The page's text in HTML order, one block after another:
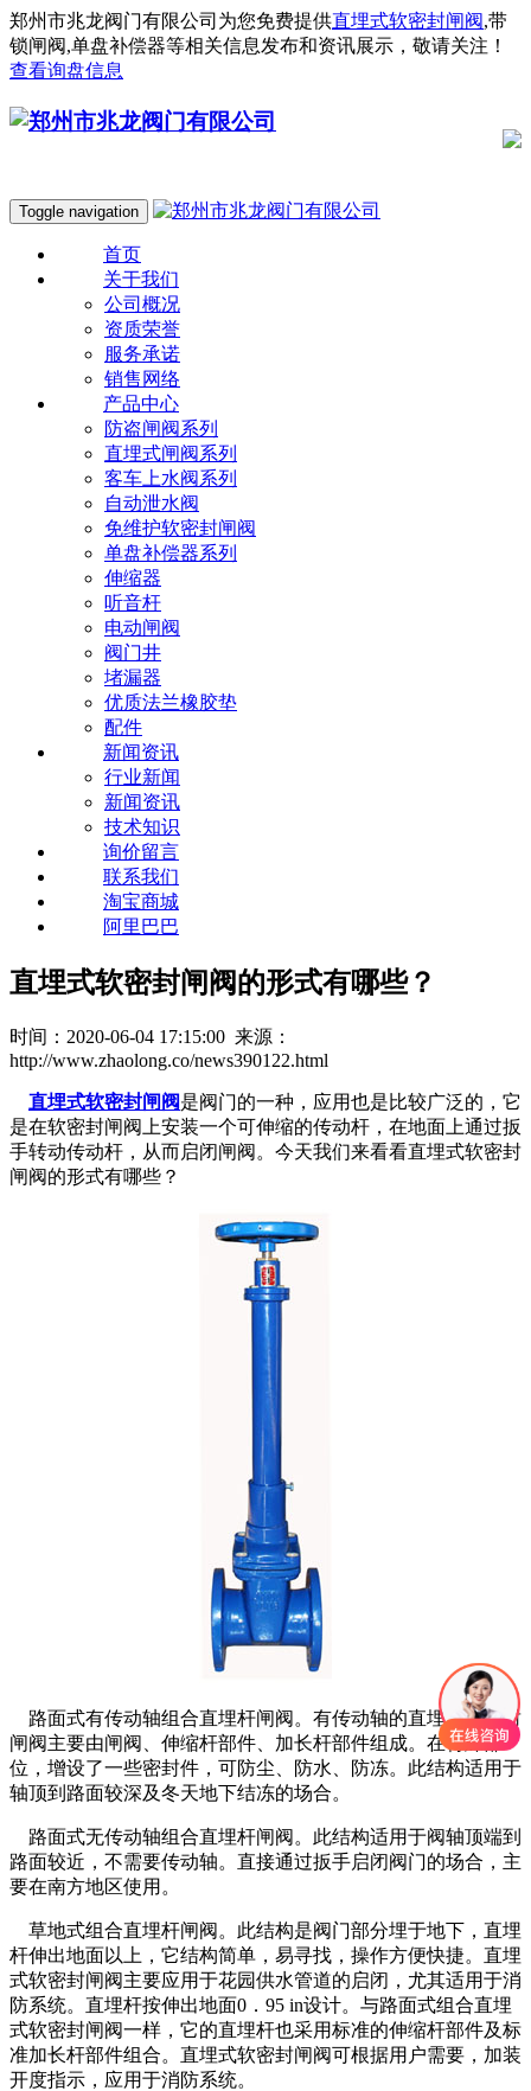
郑州市兆龙阀门有限公司为您免费提供直埋式软密封闸阀,带
锁闸阀,单盘补偿器等相关信息发布和资讯展示，敬请关注！
查看询盘信息
Toggle navigation
首页
关于我们
公司概况
资质荣誉
服务承诺
销售网络
产品中心
防盗闸阀系列
直埋式闸阀系列
客车上水阀系列
自动泄水阀
免维护软密封闸阀
单盘补偿器系列
伸缩器
听音杆
电动闸阀
阀门井
堵漏器
优质法兰橡胶垫
配件
新闻资讯
行业新闻
新闻资讯
技术知识
询价留言
联系我们
淘宝商城
阿里巴巴
直埋式软密封闸阀的形式有哪些？
时间：2020-06-04 17:15:00 来源：
http://www.zhaolong.co/news390122.html
直埋式软密封闸阀是阀门的一种，应用也是比较广泛的，它
是在软密封闸阀上安装一个可伸缩的传动杆，在地面上通过扳
手转动传动杆，从而启闭闸阀。今天我们来看看直埋式软密封
闸阀的形式有哪些？
路面式有传动轴组合直埋杆闸阀。有传动轴的直埋式软密封
闸阀主要由闸阀、伸缩杆部件、加长杆部件组成。在特殊部
位，增设了一些密封件，可防尘、防水、防冻。此结构适用于
轴顶到路面较深及冬天地下结冻的场合。
路面式无传动轴组合直埋杆闸阀。此结构适用于阀轴顶端到
路面较近，不需要传动轴。直接通过扳手启闭阀门的场合，主
要在南方地区使用。
草地式组合直埋杆闸阀。此结构是阀门部分埋于地下，直埋
杆伸出地面以上，它结构简单，易寻找，操作方便快捷。直埋
式软密封闸阀主要应用于花园供水管道的启闭，尤其适用于消
防系统。直埋杆按伸出地面0．95 in设计。与路面式组合直埋
式软密封闸阀一样，它的直埋杆也采用标准的伸缩杆部件及标
准加长杆部件组合。直埋式软密封闸阀可根据用户需要，加装
开度指示，应用于消防系统。